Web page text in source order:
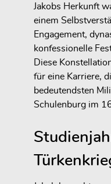
Jakobs Herkunft
einem
Engagement,
konfessionelle
Diese
für eine Karriere,
bedeutendsten
Schulenburg im